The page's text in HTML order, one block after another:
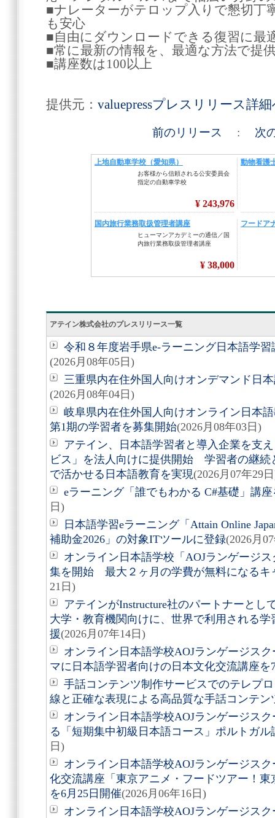
■ナレーターがテロップ入りで懇切丁
も安心
■自由にダウンロードできる復習に最
■常に最新の情報を、最適な方法で提
■講座数は100以上
提供元： valuepressプレスリリース詳
前のリリース : 次
アテイン株式会社のプレスリリース一覧
令和８年度岩手県e-ラーニング日本語学
(2026月08年05日)
三重県内在住外国人向けオンデマンド日
(2026月08年04日)
岐阜県内在住外国人向けオンライン日本
第1期の学習者を募集開始(2026月08年03日)
アテイン、日本語学習者と導入企業を支
ビス」を法人向けに提供開始 学習者の継続
で活かせる日本語教育を実現(2026月07年29
eラーニング「誰でもわかる C#基礎」講
日)
日本語学習eラーニング「Attain Online
補助金2026」の対象ITツールに登録(2026月
オンライン日本語学校「AOJランゲージ
集を開始 最大２ヶ月の学費が無料になるキ
21日)
アテインがInstructure社のパートナーとし
大学・教育機関向けに、世界で利用される
援(2026月07年14日)
オンライン日本語学校AOJランゲージス
マに日本語学習者向けの日本文化交流講座を
手話コンテンツ制作サービスでのテレプ
線と正確な表現による高品質な手話コンテン
オンライン日本語学校AOJランゲージス
る「短期集中初級日本語コース」ポルトガル
日)
オンライン日本語学校AOJランゲージス
化交流講座「東京アニメ・フードツアー！
を6月25日開催(2026月06年16日)
オンライン日本語学校AOJランゲージス